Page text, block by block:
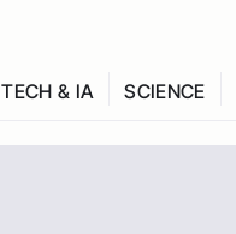
TECH & IA SCIENCE